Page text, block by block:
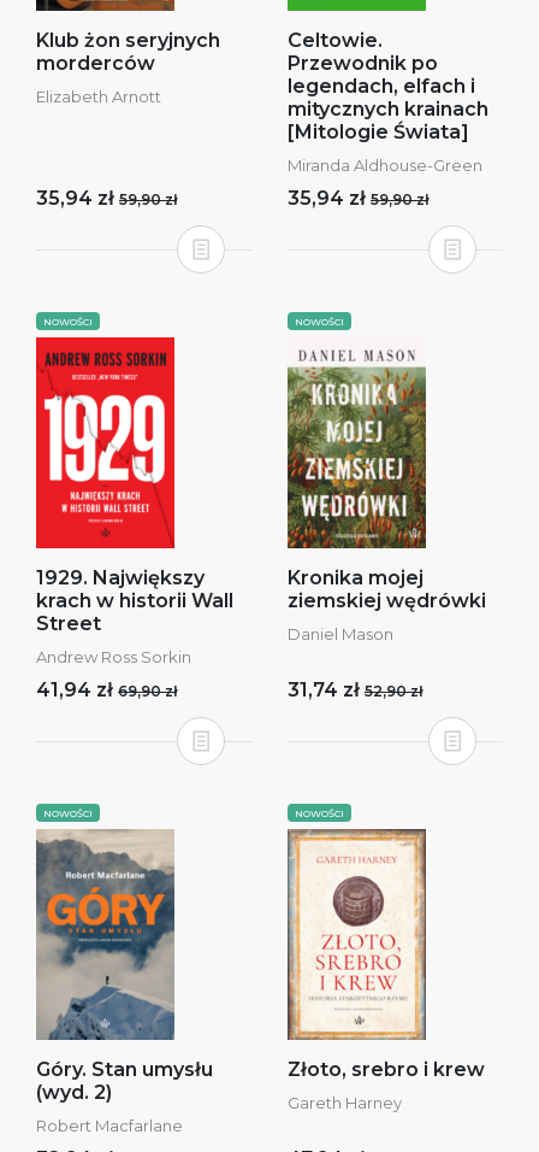
Klub żon seryjnych
morderców
Elizabeth Arnott
35,94 zł 59,90 zł
Celtowie.
Przewodnik po
legendach, elfach i
mitycznych krainach
[Mitologie Świata]
Miranda Aldhouse-Green
35,94 zł 59,90 zł
NOWOŚCI
1929. Największy
krach w historii Wall
Street
Andrew Ross Sorkin
41,94 zł 69,90 zł
NOWOŚCI
Kronika mojej
ziemskiej wędrówki
Daniel Mason
31,74 zł 52,90 zł
NOWOŚCI
Góry. Stan umysłu
(wyd. 2)
Robert Macfarlane
NOWOŚCI
Złoto, srebro i krew
Gareth Harney